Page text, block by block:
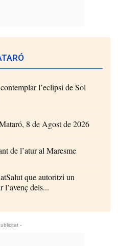
l’eclipsi de Sol
8 de Agost de 2026
de l’atur al Maresme
que autoritzi un
l’avenç dels...
-